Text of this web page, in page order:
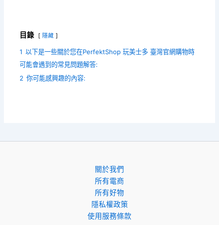
目錄 隱藏
1 以下是一些關於您在PerfektShop 玩美士多 臺灣官網購物時
可能會遇到的常見問題解答:
2 你可能感興趣的內容:
關於我們
所有電商
所有好物
隱私權政策
使用服務條款